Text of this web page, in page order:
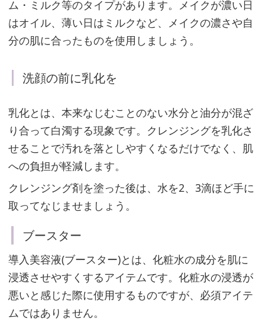
液・
リ
ー
ム
日
焼
め
美
ム・ミルク等のタイプがあります。メイクが濃い日
はオイル、薄い日はミルクなど、メイクの濃さや自
分の肌に合ったものを使用しましょう。
洗顔の前に乳化を
乳化とは、本来なじむことのない水分と油分が混ざ
り合って白濁する現象です。クレンジングを乳化さ
せることで汚れを落としやすくなるだけでなく、肌
への負担が軽減します。
クレンジング剤を塗った後は、水を2、3滴ほど手に
取ってなじませましょう。
ブースター
導入美容液(ブースター)とは、化粧水の成分を肌に
浸透させやすくするアイテムです。化粧水の浸透が
悪いと感じた際に使用するものですが、必須アイテ
ムではありません。